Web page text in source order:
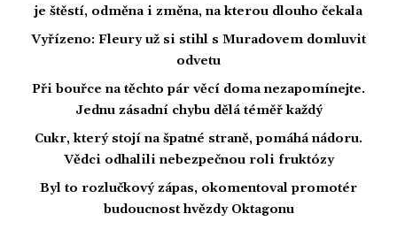
je štěstí, odměna i změna, na kterou dlouho čekala
Vyřízeno: Fleury už si stihl s Muradovem domluvit
odvetu
Při bouřce na těchto pár věcí doma nezapomínejte.
Jednu zásadní chybu dělá téměř každý
Cukr, který stojí na špatné straně, pomáhá nádoru.
Vědci odhalili nebezpečnou roli fruktózy
Byl to rozlučkový zápas, okomentoval promotér
budoucnost hvězdy Oktagonu